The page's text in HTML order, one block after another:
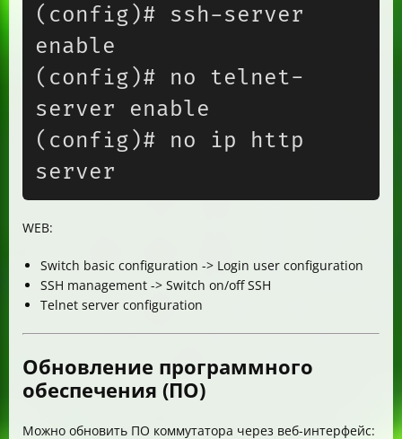
(config)# ssh-server
enable
(config)# no telnet-
server enable
(config)# no ip http
WEB:
Switch basic configuration -> Login user configuration
SSH management -> Switch on/off SSH
Telnet server configuration
Обновление программного
обеспечения (ПО)
Можно обновить ПО коммутатора через веб-интерфейс: